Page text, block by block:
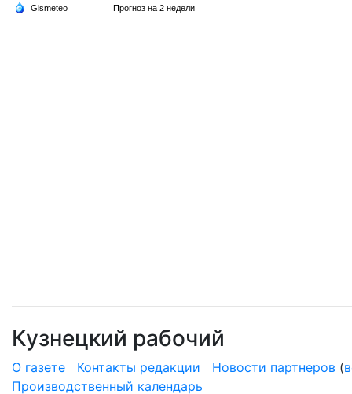
Кузнецкий рабочий
О газете Контакты редакции Новости партнеров (
Производственный календарь